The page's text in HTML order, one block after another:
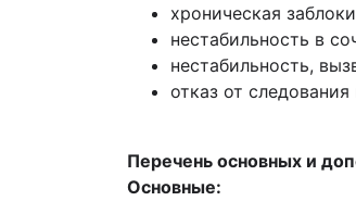
хроническая
нестабильность в
нестабильность,
отказ от
Перечень основных и
Основные: